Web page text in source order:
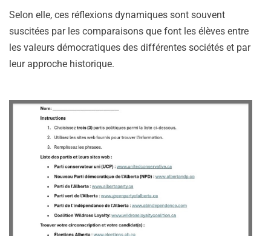
Selon elle, ces réflexions dynamiques sont souvent
suscitées par les comparaisons que font les élèves entre
les valeurs démocratiques des différentes sociétés et par
leur approche historique.